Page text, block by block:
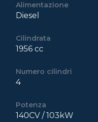
Alimentazione
Diesel
Cilindrata
1956 cc
Numero cilindri
4
Potenza
140CV / 103kW